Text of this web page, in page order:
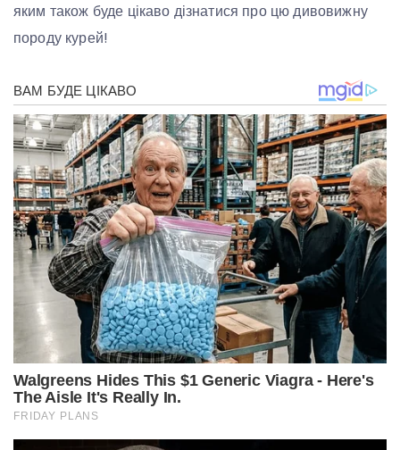
яким також буде цікаво дізнатися про цю дивовижну
породу курей!